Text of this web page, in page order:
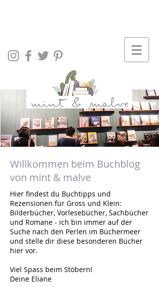
Willkommen beim Buchblog
von mint & malve
Hier findest du Buchtipps und
Rezensionen für Gross und Klein:
Bilderbücher, Vorlesebücher, Sachbücher
und Romane - ich bin immer auf der
Suche nach den Perlen im Büchermeer
und stelle dir diese besonderen Bücher
hier vor.
Viel Spass beim Stöbern!
Deine Eliane